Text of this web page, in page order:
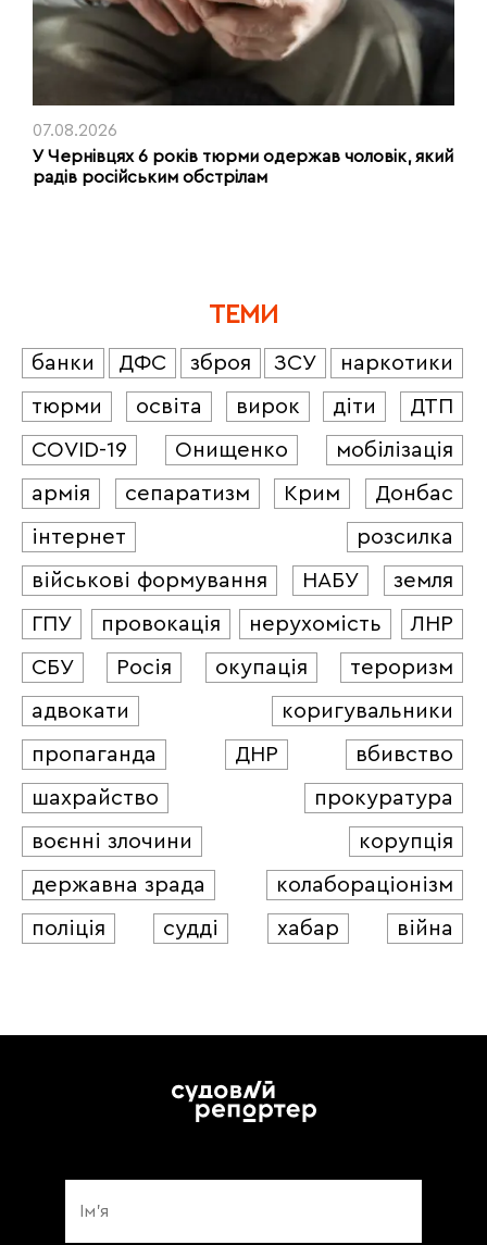
07.08.2026
У Чернівцях 6 років тюрми одержав чоловік, який
радів російським обстрілам
ТЕМИ
банки ДФС зброя ЗСУ
наркотики
тюрми
освіта вирок діти
ДТП
COVID-19
Онищенко
мобілізація
армія
сепаратизм Крим
Донбас
інтернет
розсилка
військові формування
НАБУ
земля
ГПУ
провокація нерухомість
ЛНР
СБУ
Росія окупація
тероризм
адвокати
коригувальники
пропаганда
ДНР
вбивство
шахрайство
прокуратура
воєнні злочини
корупція
державна зрада
колабораціонізм
поліція
судді хабар війна